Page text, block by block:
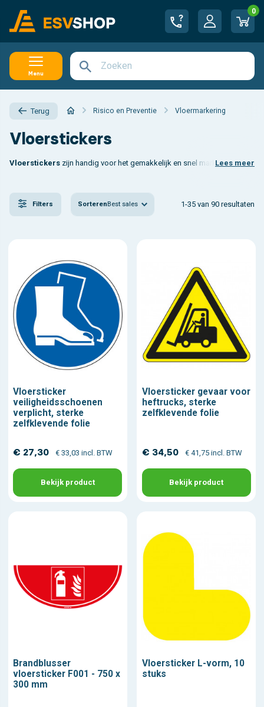
0
Menu
Terug Risico en Preventie Vloermarkering
Vloerstickers
Vloerstickers zijn handig voor het gemakkelijk en snel markeren van
Lees meer
Filters Sorteren Best sales 1-35 van 90 resultaten
Vloersticker
veiligheidsschoenen
verplicht, sterke
zelfklevende folie
€ 27,30 € 33,03 incl. BTW
Bekijk product
Vloersticker gevaar voor
heftrucks, sterke
zelfklevende folie
€ 34,50 € 41,75 incl. BTW
Bekijk product
Brandblusser
vloersticker F001 - 750 x
300 mm
Vloersticker L-vorm, 10
stuks